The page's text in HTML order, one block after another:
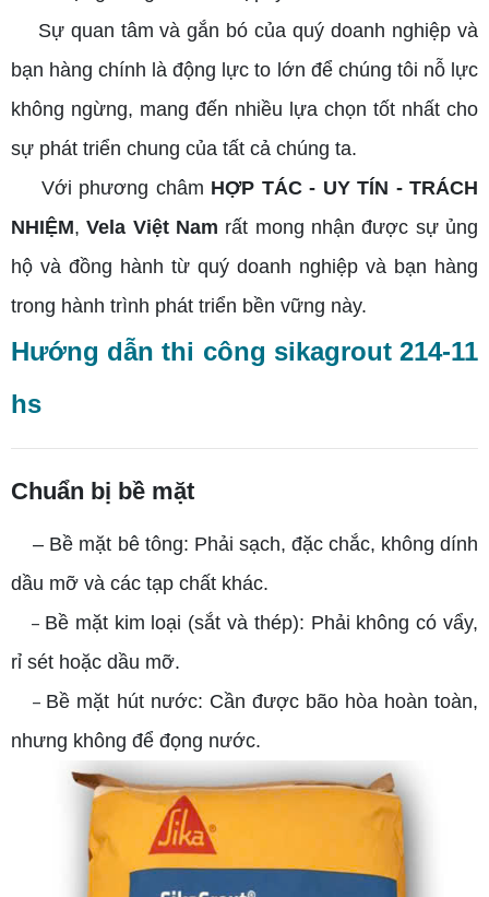
Sự quan tâm và gắn bó của quý doanh nghiệp và
bạn hàng chính là động lực to lớn để chúng tôi nỗ lực
không ngừng, mang đến nhiều lựa chọn tốt nhất cho
sự phát triển chung của tất cả chúng ta.
Với phương châm HỢP TÁC - UY TÍN - TRÁCH
NHIỆM,Vela Việt Nam rất mong nhận được sự ủng
hộ và đồng hành từ quý doanh nghiệp và bạn hàng
trong hành trình phát triển bền vững này.
Hướng dẫn thi công sikagrout 214-11
hs
Chuẩn bị bề mặt
– Bề mặt bê tông: Phải sạch, đặc chắc, không dính
dầu mỡ và các tạp chất khác.
– Bề mặt kim loại (sắt và thép): Phải không có vẩy,
rỉ sét hoặc dầu mỡ.
– Bề mặt hút nước: Cần được bão hòa hoàn toàn,
nhưng không để đọng nước.